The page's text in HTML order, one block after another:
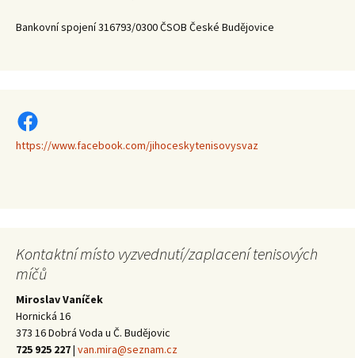
Bankovní spojení 316793/0300 ČSOB České Budějovice
https://www.facebook.com/jihoceskytenisovysvaz
https://www.facebook.com/jihoceskytenisovysvaz
Kontaktní místo vyzvednutí/zaplacení tenisových
míčů
Miroslav Vaníček
Hornická 16
373 16 Dobrá Voda u Č. Budějovic
725 925 227| van.mira@seznam.cz